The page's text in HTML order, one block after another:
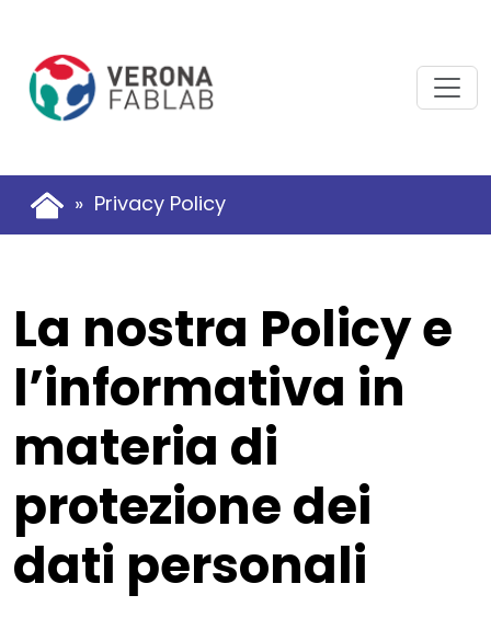
contenuto
principale
» Privacy Policy
La nostra Policy e
l’informativa in
materia di
protezione dei
dati personali